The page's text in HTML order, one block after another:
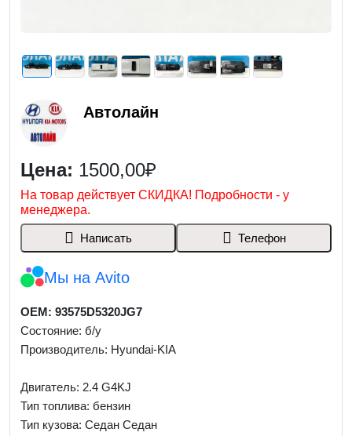
Автолайн
Цена: 1500,00₽
На товар действует СКИДКА! Подробности - у
менеджера.
Написать Телефон
Мы на Avito
OEM: 93575D5320JG7
Состояние: б/у
Производитель: Hyundai-KIA
Двигатель: 2.4 G4KJ
Тип топлива: бензин
Тип кузова: Седан Седан